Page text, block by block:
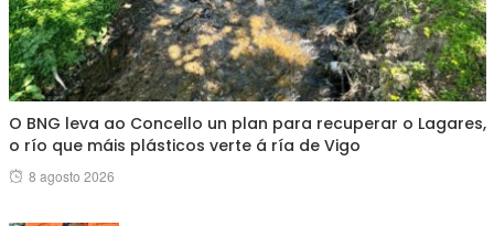
O BNG leva ao Concello un plan para recuperar o Lagares,
o río que máis plásticos verte á ría de Vigo
Posted
8 agosto 2026